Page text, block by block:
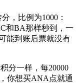
分，比例为1000：
和BA那样秒到，一
能到账后票就没有
分一样，每20000
你想买ANA点就通